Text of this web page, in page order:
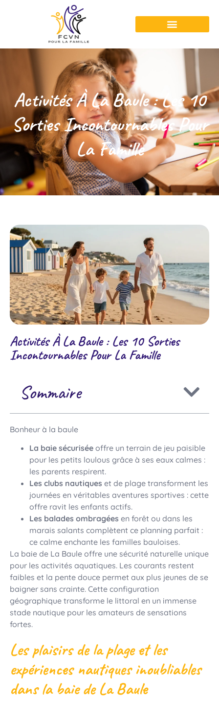
Activités À La Baule : Les 10
Sorties Incontournables Pour
La Famille
Activités À La Baule : Les 10 Sorties
Incontournables Pour La Famille
Sommaire
Bonheur à la baule
La baie sécurisée offre un terrain de jeu paisible
pour les petits loulous grâce à ses eaux calmes :
les parents respirent.
Les clubs nautiques et de plage transforment les
journées en véritables aventures sportives : cette
offre ravit les enfants actifs.
Les balades ombragées en forêt ou dans les
marais salants complètent ce planning parfait :
ce calme enchante les familles bauloises.
La baie de La Baule offre une sécurité naturelle unique
pour les activités aquatiques. Les courants restent
faibles et la pente douce permet aux plus jeunes de se
baigner sans crainte. Cette configuration
géographique transforme le littoral en un immense
stade nautique pour les amateurs de sensations
fortes.
Les plaisirs de la plage et les
expériences nautiques inoubliables
dans la baie de La Baule